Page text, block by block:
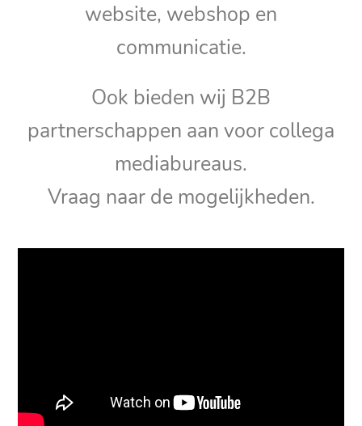
website, webshop en
communicatie.
Ook bieden wij B2B
partnerschappen aan voor collega
mediabureaus.
Vraag naar de mogelijkheden.